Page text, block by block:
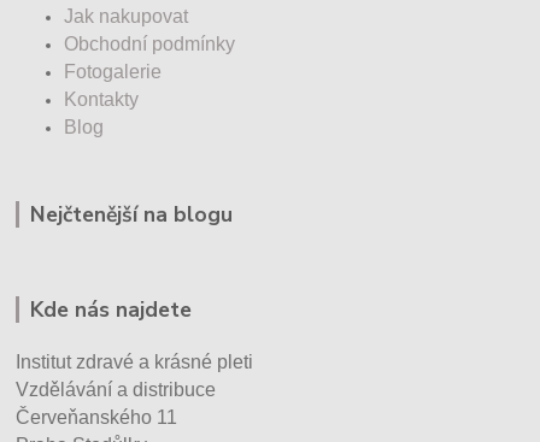
Jak nakupovat
Obchodní podmínky
Fotogalerie
Kontakty
Blog
Nejčtenější na blogu
Kde nás najdete
Institut zdravé a krásné pleti
Vzdělávání a distribuce
Červeňanského 11